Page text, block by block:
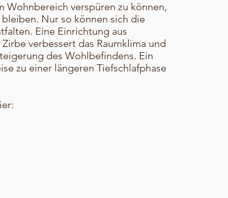
Wohnbereich verspüren zu können,
Nur so können sich die
Eine Einrichtung aus
verbessert das Raumklima und
des Wohlbefindens. Ein
zu einer längeren Tiefschlafphase